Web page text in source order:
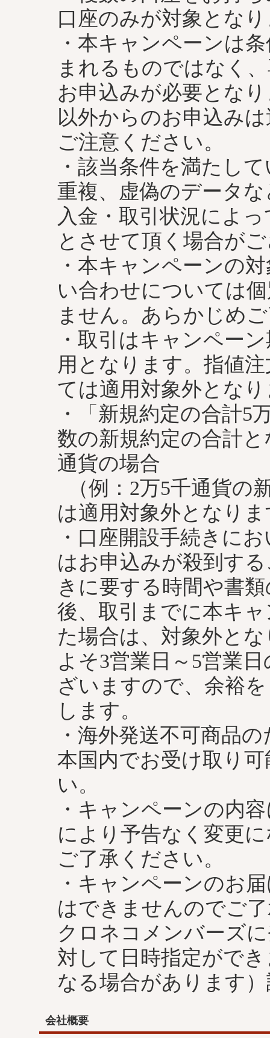
口座のみが対象とな
・本キャンペーンは
まれるものではなく
お申込みが必要とな
以外からのお申込み
ご注意ください。
・該当条件を満たし
重複、虚偽のデータ
入金・取引状況によ
とさせて頂く場合が
・本キャンペーンの
い合わせについては
ません。あらかじめ
・取引はキャンペー
用となります。指値
ては適用対象外とな
・「新規約定の合計5
数の新規約定の合計
通貨の場合
（例：2万5千通貨の
は適用対象外となり
・口座開設手続きに
はお申込みが殺到す
きに要する時間や書
後、取引までに本キ
た場合は、対象外と
よそ3営業日～5営業
ざいますので、余裕
します。
・海外発送不可商品
本国内でお受け取り
い。
・キャンペーンの内
により予告なく変更
ご了承ください。
・キャンペーンのお
はできませんのでご
クロネコメンバーズ
対して日時指定がで
なる場合があります
会社概要